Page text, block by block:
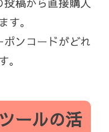
。
ンコードがどれ
ールの活